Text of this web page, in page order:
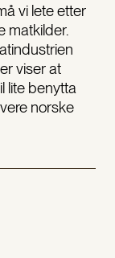
vi lete etter
matkilder.
viser at
lite benytta
norske